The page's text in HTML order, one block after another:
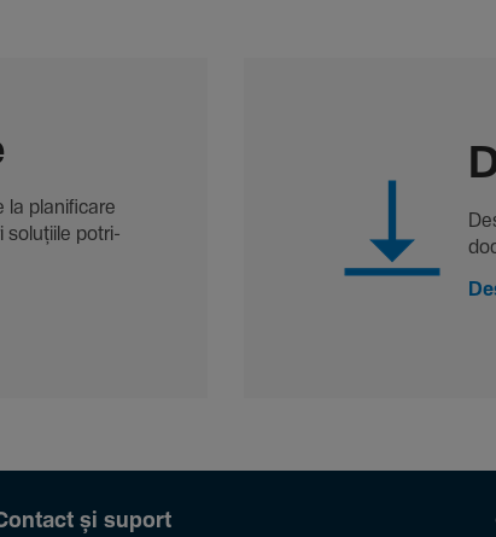
la plani­fi­care
solu­țiile potri­
și suport